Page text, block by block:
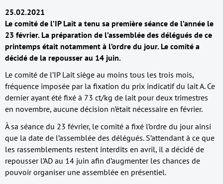
25.02.2021
Le comité de l’IP Lait a tenu sa première séance de l’année le
23 février. La préparation de l’assemblée des délégués de ce
printemps était notamment à l’ordre du jour. Le comité a
décidé de la repousser au 14 juin.
Le comité de l’IP Lait siège au moins tous les trois mois,
fréquence imposée par la fixation du prix indicatif du lait A. Ce
dernier ayant été fixé à 73 ct/kg de lait pour deux trimestres
en novembre, aucune décision n’était nécessaire en février.
À sa séance du 23 février, le comité a fixé l’ordre du jour ainsi
que la date de l’assemblée des délégués. S’attendant à ce que
les rassemblements restent interdits en avril, il a décidé de
repousser l’AD au 14 juin afin d’augmenter les chances de
pouvoir organiser une assemblée en présentiel.